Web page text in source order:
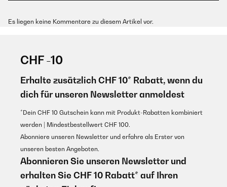
Es liegen keine Kommentare zu diesem Artikel vor.
CHF -10
Erhalte zusätzlich CHF 10* Rabatt, wenn du
dich für unseren Newsletter anmeldest
*Dein CHF 10 Gutschein kann mit Produkt-Rabatten kombiniert
werden | Mindestbestellwert CHF 100.
Abonniere unseren Newsletter und erfahre als Erster von
unseren besten Angeboten.
Abonnieren Sie unseren Newsletter und
erhalten Sie CHF 10 Rabatt* auf Ihren